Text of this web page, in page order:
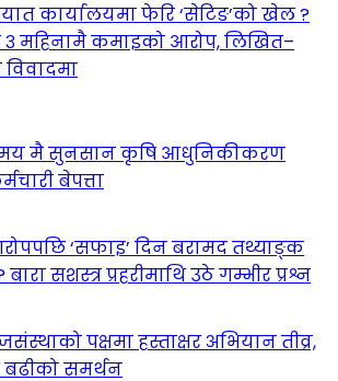
कार्यालयमा फेरि ‘सेटिङ’को खेल ?
महिनामै कमाइको आरोप, लिखित–
विवादमा
मै सुनसान कृषि आधुनिकीकरण
बेपत्ता
‘सफाइ’ दिन बरामद तथ्याङ्क
सशस्त्र प्रहरीमाथि उठे गम्भीर प्रश्न
पक्षमा हस्ताक्षर अभियान तीव्र,
बढीको समर्थन